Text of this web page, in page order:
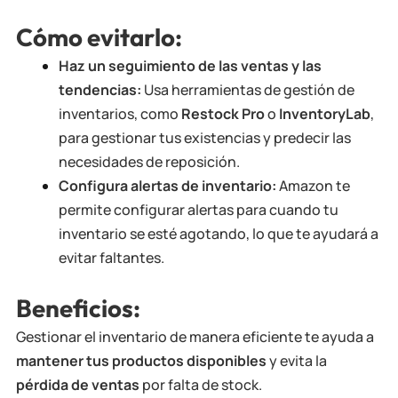
Cómo evitarlo:
Haz un seguimiento de las ventas y las
tendencias: Usa herramientas de gestión de
inventarios, como Restock Proo InventoryLab,
para gestionar tus existencias y predecir las
necesidades de reposición.
Configura alertas de inventario:Amazon te
permite configurar alertas para cuando tu
inventario se esté agotando, lo que te ayudará a
evitar faltantes.
Beneficios:
Gestionar el inventario de manera eficiente te ayuda a
mantener tus productos disponiblesy evita la
pérdida de ventas por falta de stock.